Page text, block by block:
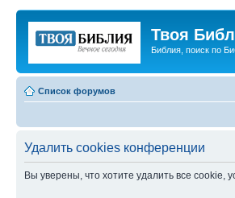
Твоя
Библия, поиск по
Список форумов
Удалить cookies конференции
Вы уверены, что хотите удалить все